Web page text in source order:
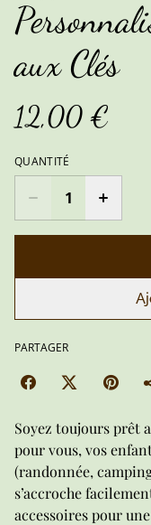
aux Clés
12,00 €
QUANTITÉ
PARTAGER
Soyez toujours prêt
pour vous, vos
(randonnée,
s’accroche
accessoires pour